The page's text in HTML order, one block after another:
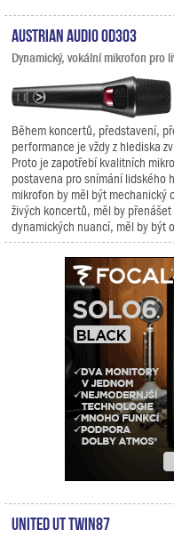
Austrian Audio OD303
Dynamický, vokální mikrofon pro
Během koncertů, představení,
performance je vždy z hlediska
Proto je zapotřebí kvalitních
postavena pro snímání lidského
mikrofon by měl být mechanický
živých koncertů, měl by
dynamických nuancí, měl by být
United UT Twin87